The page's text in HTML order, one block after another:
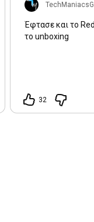
Έφτασε και το
το unboxing
32